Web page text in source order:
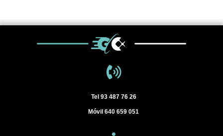
Tel 93 487 76 26
Móvil 640 659 051